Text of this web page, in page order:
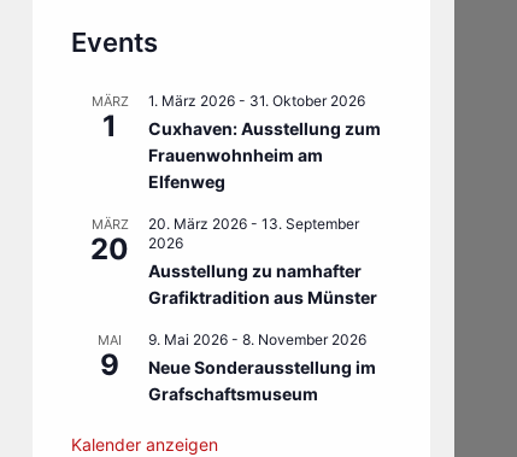
Events
MÄRZ
1
1. März 2026 - 31. Oktober 2026
Cuxhaven: Ausstellung zum
Frauenwohnheim am
Elfenweg
MÄRZ
20
20. März 2026 - 13. September
2026
Ausstellung zu namhafter
Grafiktradition aus Münster
MAI
9
9. Mai 2026 - 8. November 2026
Neue Sonderausstellung im
Grafschaftsmuseum
Kalender anzeigen